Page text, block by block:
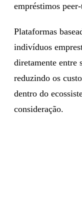
empréstimos
Plataformas
indivíduos
diretamente entre
reduzindo os
dentro do
consideração.